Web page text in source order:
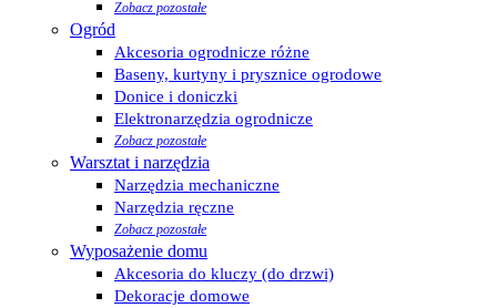
Zobacz pozostałe
Ogród
Akcesoria ogrodnicze różne
Baseny, kurtyny i prysznice ogrodowe
Donice i doniczki
Elektronarzędzia ogrodnicze
Zobacz pozostałe
Warsztat i narzędzia
Narzędzia mechaniczne
Narzędzia ręczne
Zobacz pozostałe
Wyposażenie domu
Akcesoria do kluczy (do drzwi)
Dekoracje domowe